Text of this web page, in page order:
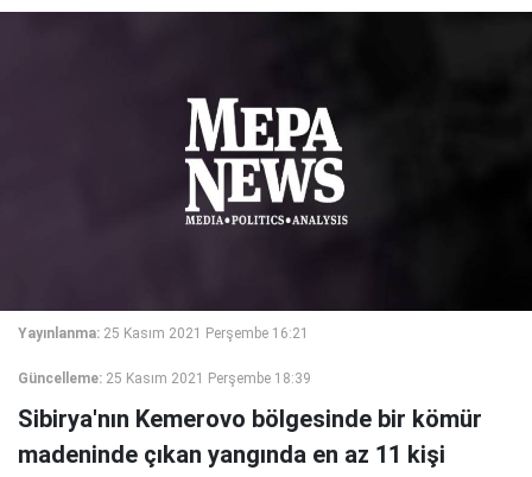
Yayınlanma: 25 Kasım 2021 Perşembe 16:21
Güncelleme: 25 Kasım 2021 Perşembe 18:39
Sibirya'nın Kemerovo bölgesinde bir kömür
madeninde çıkan yangında en az 11 kişi